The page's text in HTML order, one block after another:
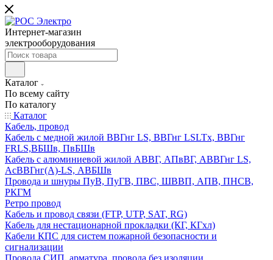
Интернет-магазин
электрооборудования
Каталог
По всему сайту
По каталогу
Каталог
Кабель, провод
Кабель с медной жилой ВВГнг LS, ВВГнг LSLTx, ВВГнг
FRLS,ВБШв, ПвБШв
Кабель с алюминиевой жилой АВВГ, АПвВГ, АВВГнг LS,
АсВВГнг(А)-LS, АВБШв
Провода и шнуры ПуВ, ПуГВ, ПВС, ШВВП, АПВ, ПНСВ,
РКГМ
Ретро провод
Кабель и провод связи (FTP, UTP, SAT, RG)
Кабель для нестационарной прокладки (КГ, КГхл)
Кабели КПС для систем пожарной безопасности и
сигнализации
Провода СИП, арматура, провода без изоляции